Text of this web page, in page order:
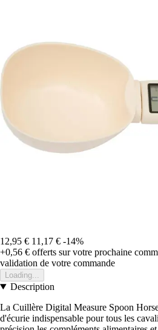
12,95 € 11,17 € -14%
+0,56 € offerts sur votre prochaine
validation de votre commande
Loading...
Description
La Cuillère Digital Measure Spoon
d'écurie indispensable pour tous les